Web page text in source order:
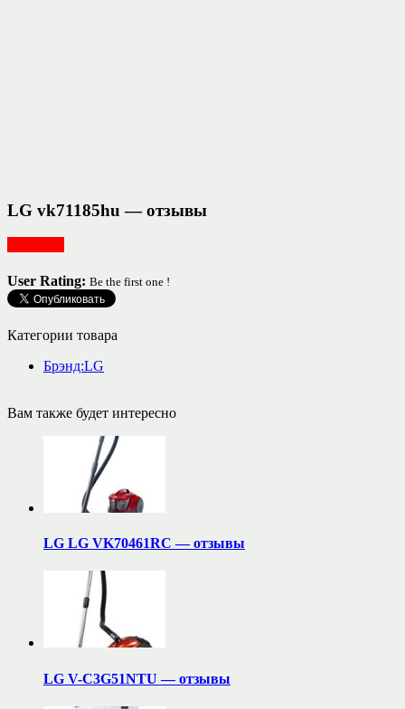
LG vk71185hu — отзывы
User Rating: Be the first one !
Категории товара
Брэнд:LG
Вам также будет интересно
LG LG VK70461RC — отзывы
LG V-C3G51NTU — отзывы